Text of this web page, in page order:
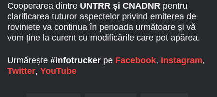
Cooperarea dintre UNTRR și CNADNR pentru
clarificarea tuturor aspectelor privind emiterea de
roviniete va continua în perioada următoare și vă
vom ține la curent cu modificările care pot apărea.
Urmărește #infotrucker pe Facebook, Instagram,
Twitter, YouTube